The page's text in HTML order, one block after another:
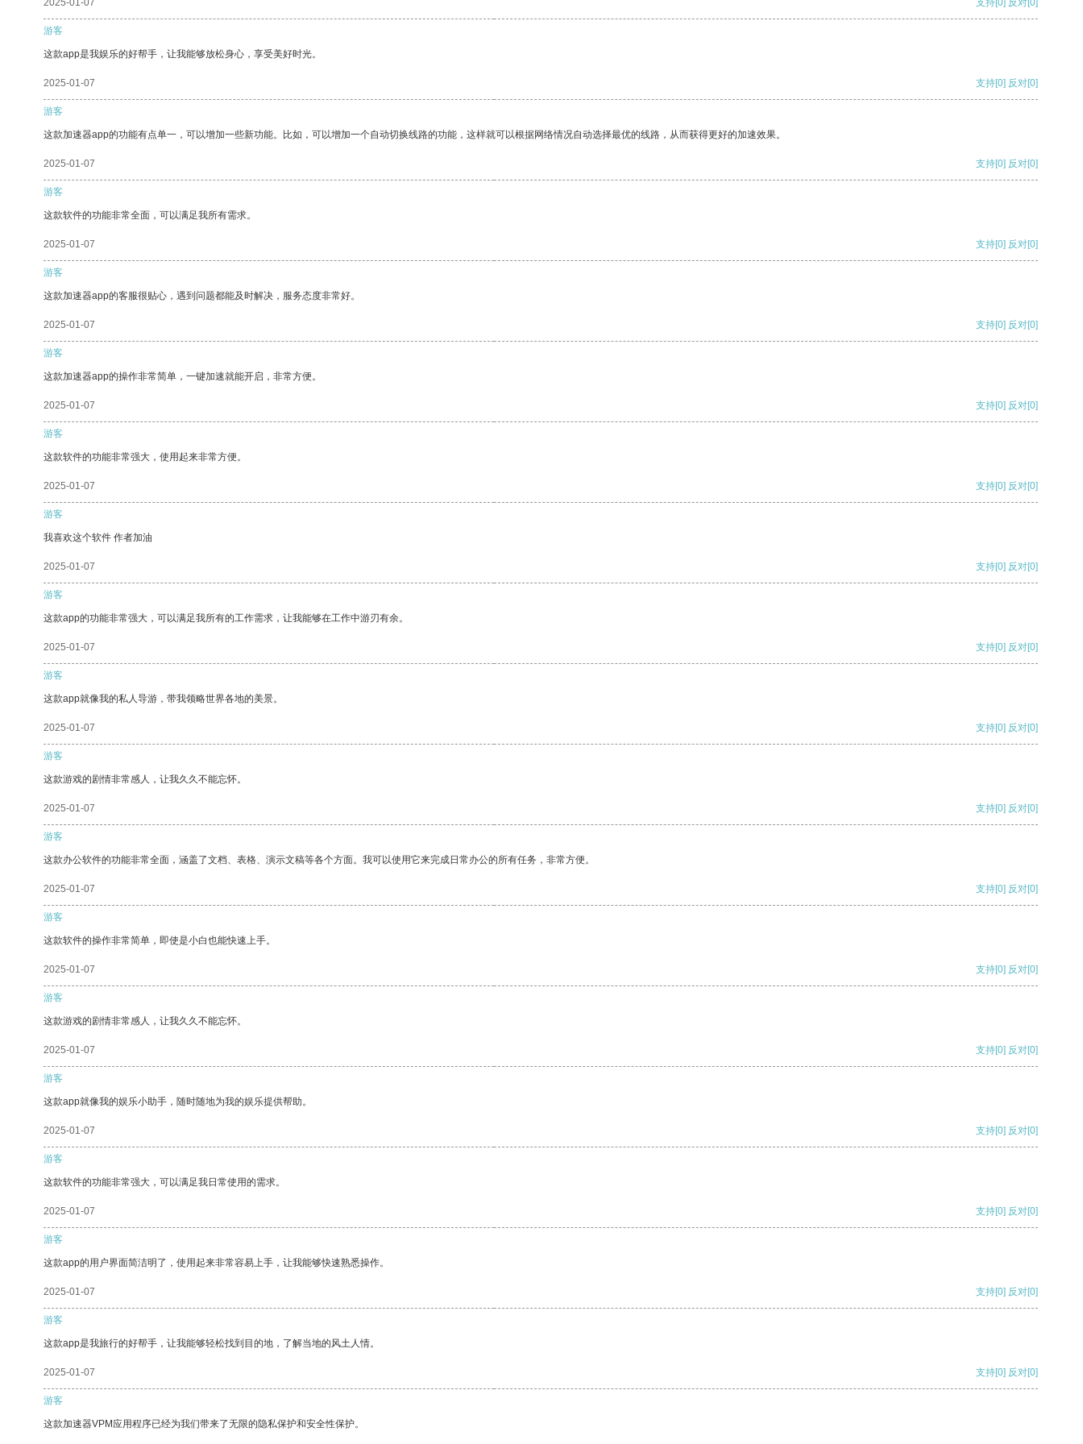
2025-01-07 支持 [0] 反对 [0]
游客
这款app是我娱乐的好帮手，让我能够放松身心，享受美好时光。
2025-01-07 支持[0] 反对[0]
游客
这款加速器app的功能有点单一，可以增加一些新功能。比如，可以增加一个自动切换线路的功能，这样就可以根据网络情况自动选择最优的线路，从而获得更好的加速效果。
2025-01-07 支持[0] 反对[0]
游客
这款软件的功能非常全面，可以满足我所有需求。
2025-01-07 支持[0] 反对[0]
游客
这款加速器app的客服很贴心，遇到问题都能及时解决，服务态度非常好。
2025-01-07 支持[0] 反对[0]
游客
这款加速器app的操作非常简单，一键加速就能开启，非常方便。
2025-01-07 支持[0] 反对[0]
游客
这款软件的功能非常强大，使用起来非常方便。
2025-01-07 支持[0] 反对[0]
游客
我喜欢这个软件 作者加油
2025-01-07 支持[0] 反对[0]
游客
这款app的功能非常强大，可以满足我所有的工作需求，让我能够在工作中游刃有余。
2025-01-07 支持[0] 反对[0]
游客
这款app就像我的私人导游，带我领略世界各地的美景。
2025-01-07 支持[0] 反对[0]
游客
这款游戏的剧情非常感人，让我久久不能忘怀。
2025-01-07 支持[0] 反对[0]
游客
这款办公软件的功能非常全面，涵盖了文档、表格、演示文稿等各个方面。我可以使用它来完成日常办公的所有任务，非常方便。
2025-01-07 支持[0] 反对[0]
游客
这款软件的操作非常简单，即使是小白也能快速上手。
2025-01-07 支持[0] 反对[0]
游客
这款游戏的剧情非常感人，让我久久不能忘怀。
2025-01-07 支持[0] 反对[0]
游客
这款app就像我的娱乐小助手，随时随地为我的娱乐提供帮助。
2025-01-07 支持[0] 反对[0]
游客
这款软件的功能非常强大，可以满足我日常使用的需求。
2025-01-07 支持[0] 反对[0]
游客
这款app的用户界面简洁明了，使用起来非常容易上手，让我能够快速熟悉操作。
2025-01-07 支持[0] 反对[0]
游客
这款app是我旅行的好帮手，让我能够轻松找到目的地，了解当地的风土人情。
2025-01-07 支持[0] 反对[0]
游客
这款加速器VPM应用程序已经为我们带来了无限的隐私保护和安全性保护。